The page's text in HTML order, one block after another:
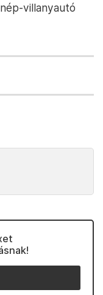
villanyautó